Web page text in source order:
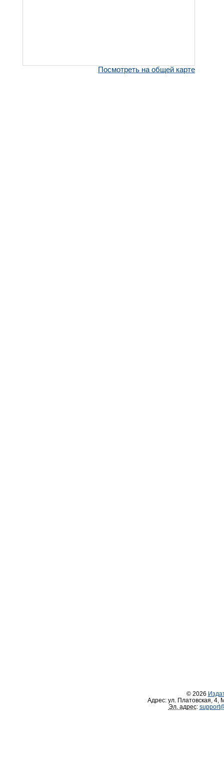
Посмотреть на общей карте
© 2026
Адрес: ул. Платовская, 4
Эл. адрес: